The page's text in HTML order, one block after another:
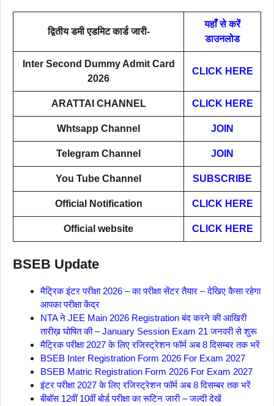
द्वितीय डमी एडमिट कार्ड जारी-
यहाँ से करें
डाउनलोड
Inter Second Dummy Admit Card
2026
CLICK HERE
ARATTAI CHANNEL CLICK HERE
Whtsapp Channel JOIN
Telegram Channel JOIN
You Tube Channel SUBSCRIBE
Official Notification CLICK HERE
Official website CLICK HERE
BSEB Update
मैट्रिक इंटर परीक्षा 2026 – का परीक्षा सेंटर तैयार – देखिए कैसा रहेगा
आपका परीक्षा केंद्र
NTA ने JEE Main 2026 Registration बंद करने की आखिरी
तारीख़ घोषित की – January Session Exam 21 जनवरी से शुरू
मैट्रिक परीक्षा 2027 के लिए रजिस्ट्रेशन फॉर्म अब 8 दिसम्बर तक भरें
BSEB Inter Registration Form 2026 For Exam 2027
BSEB Matric Registration Form 2026 For Exam 2027
इंटर परीक्षा 2027 के लिए रजिस्ट्रेशन फॉर्म अब 8 दिसम्बर तक भरें
बीबॉस 12वीं 10वीं बोर्ड परीक्षा का रूटिन जारी – जल्दी देखें